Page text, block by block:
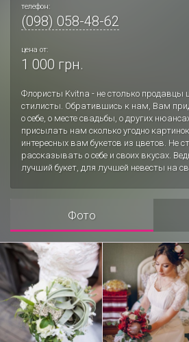
телефон:
(098) 058-48-62
цена от:
1 000 грн.
Флористы Kvitna - не столько продавцы
стилисты. Обратившись к нам, Вам
о себе, о месте свадьбы, о других
присылать нам сколько угодно
интересных вам букетов из цветов. Не
рассказывать о себе и своих вкусах.
лучший букет, для лучшей невесты на
Фото